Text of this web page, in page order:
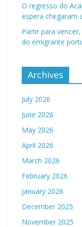
O regresso do
espera chegaram
Partir para
do emigrante
Archives
July 2026
June 2026
May 2026
April 2026
March 2026
February 2026
January 2026
December 2025
November 2025